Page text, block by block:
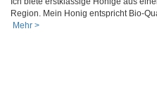
Region. Mein Honig entspricht Bio-
Mehr >